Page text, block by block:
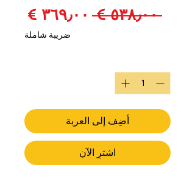
‏٥٣٨٫٠٠ € سعر عادي
ضريبة شاملة
أضِف إلى العربة
اشترِ الآن